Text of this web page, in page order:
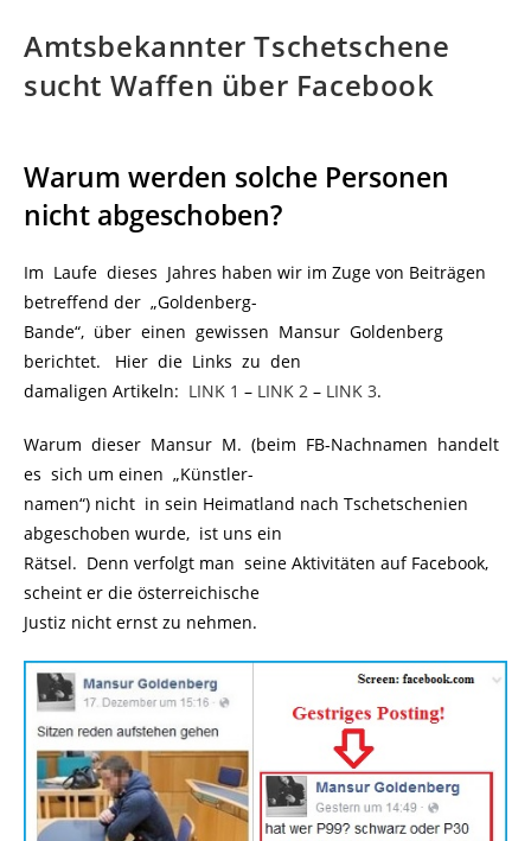
Amtsbekannter Tschetschene
sucht Waffen über Facebook
Warum werden solche Personen
nicht abgeschoben?
Im Laufe dieses Jahres haben wir im Zuge von Beiträgen
betreffend der „Goldenberg-
Bande“, über einen gewissen Mansur Goldenberg
berichtet. Hier die Links zu den
damaligen Artikeln: LINK 1 – LINK 2 – LINK 3.
Warum dieser Mansur M. (beim FB-Nachnamen handelt
es sich um einen „Künstler-
namen“) nicht in sein Heimatland nach Tschetschenien
abgeschoben wurde, ist uns ein
Rätsel. Denn verfolgt man seine Aktivitäten auf Facebook,
scheint er die österreichische
Justiz nicht ernst zu nehmen.